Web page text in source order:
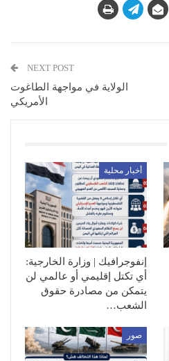
NEXT POST
الولاية في مواجهة الطاغوت
الأمريكي
أخبار محلية
إنفوجرافيك | وزارة الخارجية:
أي تكتل إقليمي أو عالمي لن
يتمكن من مصادرة حقوق
الشعب…
صور